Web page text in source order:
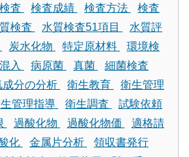
検査 検査成績 検査方法
検査
検査 水質検査51項目
水質評
炭水化物 特定原材料
環境検
入 病原菌 真菌
細菌検査
成分の分析 衛生教育
衛生管理
管理指導 衛生調査
試験依頼
過酸化物 過酸化物価
適格請
化 金属片分析
領収書発行